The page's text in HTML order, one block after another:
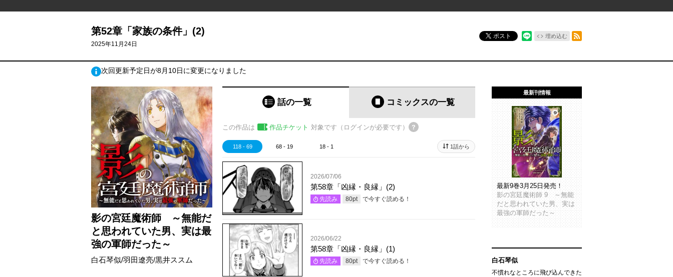
第52章「家族の条件」(2)
2025年11月24日
ポスト 埋め込む
次回更新予定日が8月10日に変更になりました
影の宮廷魔術師 ～無能だ
と思われていた男、実は最
強の軍師だった～
白石琴似/羽田遼亮/黒井ススム
話の一覧 コミックスの一覧
この作品は 作品チケット 対象です（ログインが必要です）
118 - 69 68 - 19 18 - 1 1話から
2026/07/06
第58章「凶縁・良縁」(2)
先読み 80pt で今すぐ読める！
2026/06/22
第58章「凶縁・良縁」(1)
先読み 80pt で今すぐ読める！
最新刊情報
最新9巻3月25日発売！
影の宮廷魔術師 9 ～無能
だと思われていた男、実は
最強の軍師だった～
白石琴似
不慣れなところに飛び込んできた